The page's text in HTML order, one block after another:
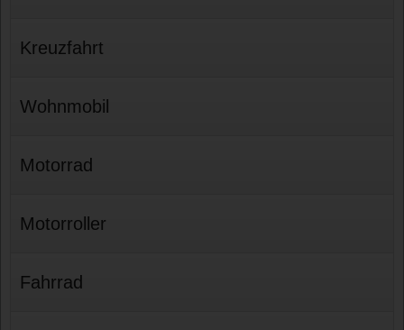
Kreuzfahrt
Wohnmobil
Motorrad
Motorroller
Fahrrad